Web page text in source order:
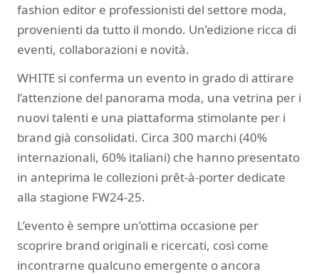
fashion editor e professionisti del settore moda,
provenienti da tutto il mondo. Un’edizione ricca di
eventi, collaborazioni e novità.
WHITE si conferma un evento in grado di attirare
l’attenzione del panorama moda, una vetrina per i
nuovi talenti e una piattaforma stimolante per i
brand già consolidati. Circa 300 marchi (40%
internazionali, 60% italiani) che hanno presentato
in anteprima le collezioni prêt-à-porter dedicate
alla stagione FW24-25.
L’evento è sempre un’ottima occasione per
scoprire brand originali e ricercati, così come
incontrarne qualcuno emergente o ancora